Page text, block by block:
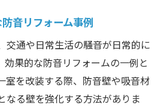
音リフォーム事例
交通や日常生活の騒音が日常的に
効果的な防音リフォームの一例と
室を改装する際、防音壁や吸音材
なる壁を強化する方法がありま